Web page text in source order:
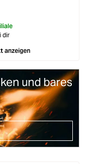
dir
anzeigen
und bares